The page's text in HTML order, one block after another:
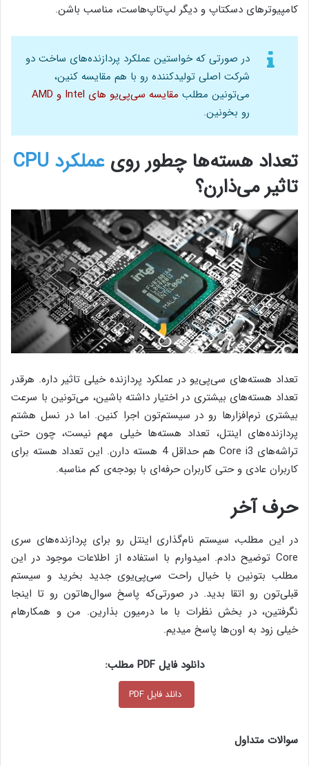
کامپیوترهای دسکتاپ و دیگر لپ‌تاپ‌هاست، مناسب باشن.
در صورتی‌ که خواستین عملکرد پردازنده‌های ساخت دو
شرکت اصلی تولیدکننده رو با هم مقایسه کنین،
می‌تونین مطلب مقایسه سی‌پی‌یو های Intel و AMD
رو بخونین.
تعداد هسته‌ها چطور روی عملکرد CPU
تاثیر می‌ذارن؟
تعداد هسته‌های سی‌پی‌یو در عملکرد پردازنده خیلی تاثیر داره. هرقدر
تعداد هسته‌های بیشتری در اختیار داشته باشین، می‌‎تونین با سرعت
بیشتری نرم‌افزارها رو در سیستم‌تون اجرا کنین. اما در نسل هشتم
پردازنده‌های اینتل، تعداد هسته‌ها خیلی مهم نیست، چون حتی
تراشه‌های Core i3 هم حداقل 4 هسته دارن. این تعداد هسته برای
کاربران عادی و حتی کاربران حرفه‌ای با بودجه‌ی کم مناسبه.
حرف آخر
در این مطلب، سیستم نام‌گذاری اینتل رو برای پردازنده‌های سری
Core توضیح دادم. امیدوارم با استفاده از اطلاعات موجود در این
مطلب بتونین با خیال راحت سی‌پی‌یوی جدید بخرید و سیستم
قبلی‌تون رو اتقا بدید. در صورتی‌که پاسخ سوال‌هاتون رو تا اینجا
نگرفتین، در بخش نظرات با ما درمیون بذارین. من و همکارهام
خیلی زود به اون‌ها پاسخ میدیم.
دانلود فایل PDF مطلب:
دانلد فایل PDF
سوالات متداول